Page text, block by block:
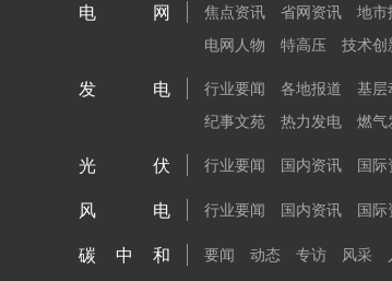
电网 焦点资讯 省网资讯 地市
电网人物
特高压 技术创
发电 行业要闻 各地报道 基层
纪事文苑
热力发电 燃气
光伏 行业要闻 国内资讯 国际
风电 行业要闻 国内资讯 国际
碳中和 要闻 动态 专访 风采